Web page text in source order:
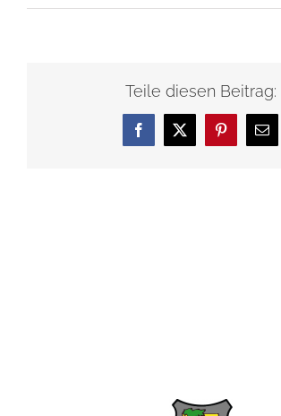
Teile diesen Beitrag:
Facebook
X Pinterest
E-
Mail